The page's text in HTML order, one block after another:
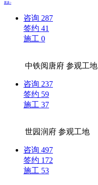
更多>
咨询 287
签约 41
施工 0
中铁阅唐府参观工地
咨询 237
签约 59
施工 37
世园润府参观工地
咨询 497
签约 172
施工 53